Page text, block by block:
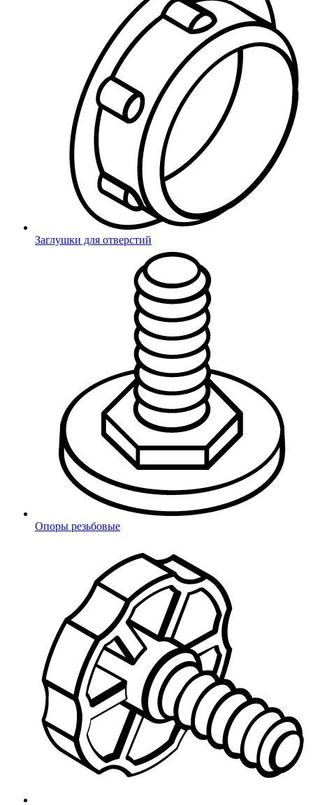
Войти
Продукция
Заглушки для отверстий
Опоры резьбовые
Стоимость доставки
Миниворкс
Зона 1 – 200 рублей
Зона 2 – 250 рублей
Зона 3 – 300 рублей
Зона 4 – 400 рублей
Зона 5 – 500 рублей
Эти компании имеют свои склады в большинстве городов
России, до которых происходит доставка продукции. Оплата
может быть включена в счет покупки (переводится на наш
расчетный счет и оплачивается нами при отправке груза), или
оплачивается вами при получении товара на месте.
Бесплатная доставка до дверей!
Компания ООО "Миниворкс" компенсирует доставку до
адреса во всех городах России, в которых есть терминал ООО
"Деловые Линии". Список городов с бесплатной доставкой
вы можете посмотреть по ссылке -
Эта компенсация возможна в более чем 200 городах России. В
зависимости от суммы заказа доставка может быть
бесплатной. Услуга не распространяется на следующие
группы товаров: канаты, конструкции МАФ, качели
ГНЕЗДО, горки, батуты, HDPE-пластик и сиденья для
трибун. Подробности уточняйте у менеджеров.
Мы отправляем продукцию в день заказа. Отгрузки по России
происходят каждый будний день.
Доставка возможна до терминала транспортной компании или
по указанному Вами адресу.